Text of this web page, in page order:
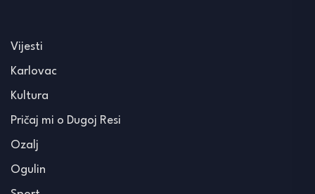
Vijesti
Karlovac
Kultura
Pričaj mi o Dugoj Resi
Ozalj
Ogulin